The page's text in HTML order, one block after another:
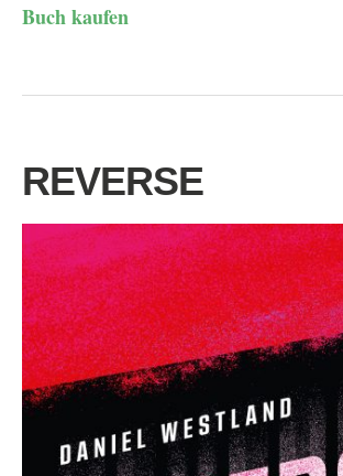
Buch kaufen
REVERSE